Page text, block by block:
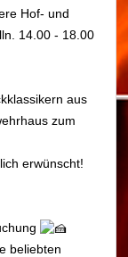
Hof- und
14.00 - 18.00
aus
zum
erwünscht!
beliebten